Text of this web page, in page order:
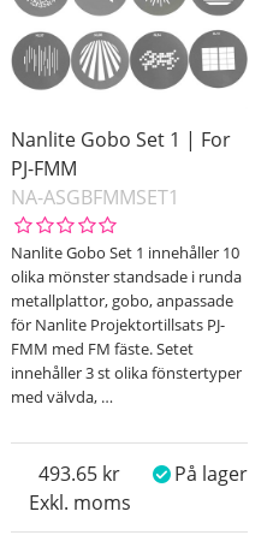
Nanlite Gobo Set 1 | For
PJ-FMM
NA-ASGBFMMSET1
Nanlite Gobo Set 1 innehåller 10
olika mönster standsade i runda
metallplattor, gobo, anpassade
för Nanlite Projektortillsats PJ-
FMM med FM fäste. Setet
innehåller 3 st olika fönstertyper
med välvda, …
Exkl. moms
493.65 På lager